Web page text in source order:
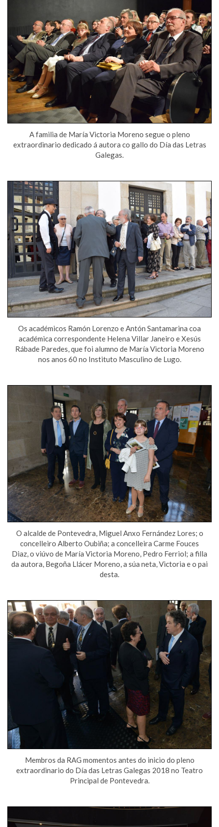
A familia de María Victoria Moreno segue o pleno
extraordinario dedicado á autora co gallo do Día das Letras
Galegas.
Os académicos Ramón Lorenzo e Antón Santamarina coa
académica correspondente Helena Villar Janeiro e Xesús
Rábade Paredes, que foi alumno de María Victoria Moreno
nos anos 60 no Instituto Masculino de Lugo.
O alcalde de Pontevedra, Miguel Anxo Fernández Lores; o
concelleiro Alberto Oubiña; a concelleira Carme Fouces
Diaz, o viúvo de María Victoria Moreno, Pedro Ferriol; a filla
da autora, Begoña Llácer Moreno, a súa neta, Victoria e o pai
desta.
Membros da RAG momentos antes do inicio do pleno
extraordinario do Día das Letras Galegas 2018 no Teatro
Principal de Pontevedra.